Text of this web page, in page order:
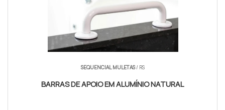
SEQUENCIAL MULETAS/ RS
BARRAS DE APOIO EM ALUMÍNIO NATURAL